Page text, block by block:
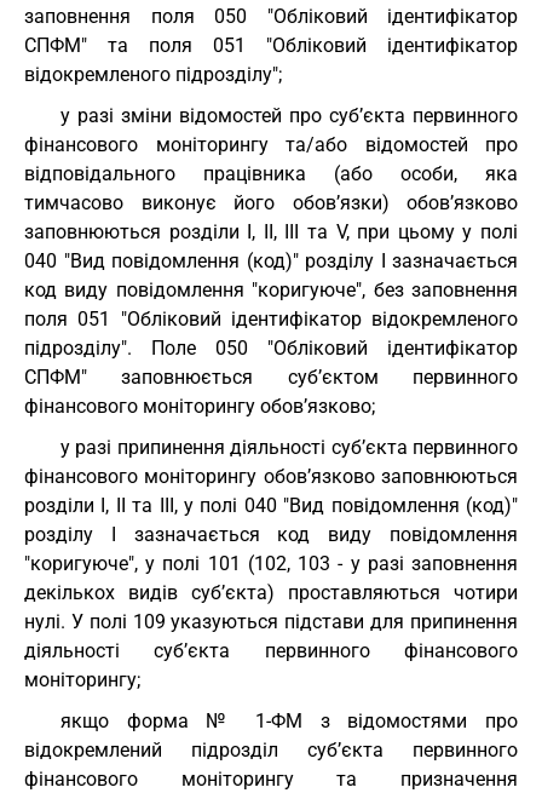
заповнення поля 050 "Обліковий ідентифікатор
СПФМ" та поля 051 "Обліковий ідентифікатор
відокремленого підрозділу";
у разі зміни відомостей про суб’єкта первинного
фінансового моніторингу та/або відомостей про
відповідального працівника (або особи, яка
тимчасово виконує його обов’язки) обов’язково
заповнюються розділи І, II, III та V, при цьому у полі
040 "Вид повідомлення (код)" розділу I зазначається
код виду повідомлення "коригуюче", без заповнення
поля 051 "Обліковий ідентифікатор відокремленого
підрозділу". Поле 050 "Обліковий ідентифікатор
СПФМ" заповнюється суб’єктом первинного
фінансового моніторингу обов’язково;
у разі припинення діяльності суб’єкта первинного
фінансового моніторингу обов’язково заповнюються
розділи І, ІІ та ІІІ, у полі 040 "Вид повідомлення (код)"
розділу I зазначається код виду повідомлення
"коригуюче", у полі 101 (102, 103 - у разі заповнення
декількох видів суб’єкта) проставляються чотири
нулі. У полі 109 указуються підстави для припинення
діяльності суб’єкта первинного фінансового
моніторингу;
якщо форма № 1-ФМ з відомостями про
відокремлений підрозділ суб’єкта первинного
фінансового моніторингу та призначення